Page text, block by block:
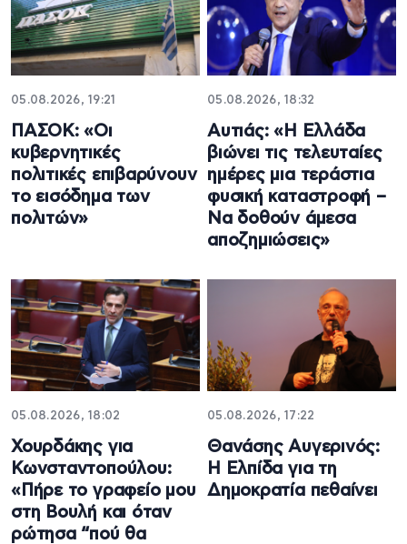
05.08.2026, 19:21
ΠΑΣΟΚ: «Οι
κυβερνητικές
πολιτικές επιβαρύνουν
το εισόδημα των
πολιτών»
05.08.2026, 18:32
Αυτιάς: «Η Ελλάδα
βιώνει τις τελευταίες
ημέρες μια τεράστια
φυσική καταστροφή –
Να δοθούν άμεσα
αποζημιώσεις»
05.08.2026, 18:02
Χουρδάκης για
Κωνσταντοπούλου:
«Πήρε το γραφείο μου
στη Βουλή και όταν
ρώτησα “πού θα
05.08.2026, 17:22
Θανάσης Αυγερινός:
Η Ελπίδα για τη
Δημοκρατία πεθαίνει